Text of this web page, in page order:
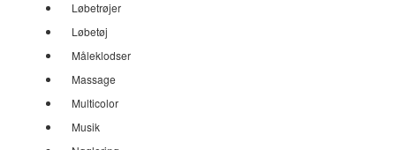
Løbetrøjer
Løbetøj
Måleklodser
Massage
Multicolor
Musik